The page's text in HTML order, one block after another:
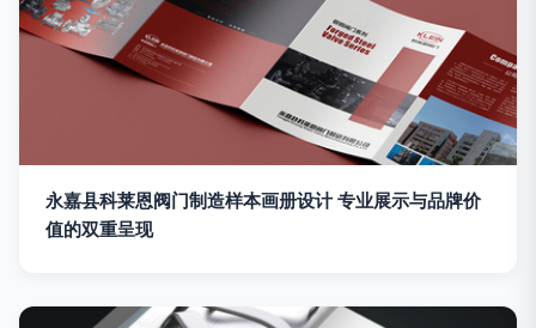
永嘉县科莱恩阀门制造样本画册设计 专业展示与品牌价
值的双重呈现